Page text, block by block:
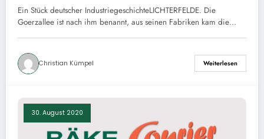
Ein Stück deutscher IndustriegeschichteLICHTERFELDE. Die
Goerzallee ist nach ihm benannt, aus seinen Fabriken kam die…
Christian Kümpel Weiterlesen
30. August 2020